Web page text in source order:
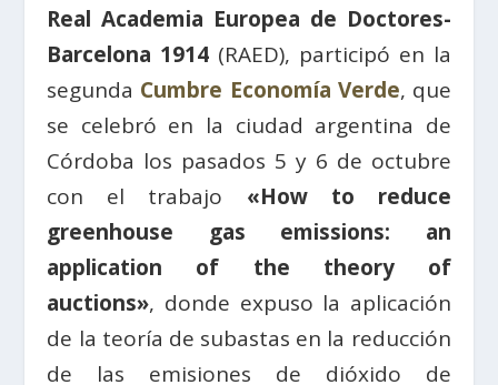
Real Academia Europea de Doctores-
Barcelona 1914 (RAED), participó en la
segunda Cumbre Economía Verde, que
se celebró en la ciudad argentina de
Córdoba los pasados 5 y 6 de octubre
con el trabajo «How to reduce
greenhouse gas emissions: an
application of the theory of
auctions», donde expuso la aplicación
de la teoría de subastas en la reducción
de las emisiones de dióxido de